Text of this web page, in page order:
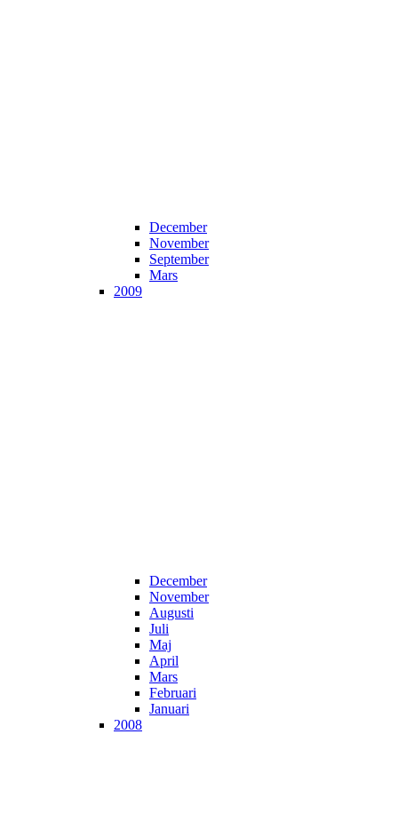
December
November
September
Mars
2009
December
November
Augusti
Juli
Maj
April
Mars
Februari
Januari
2008